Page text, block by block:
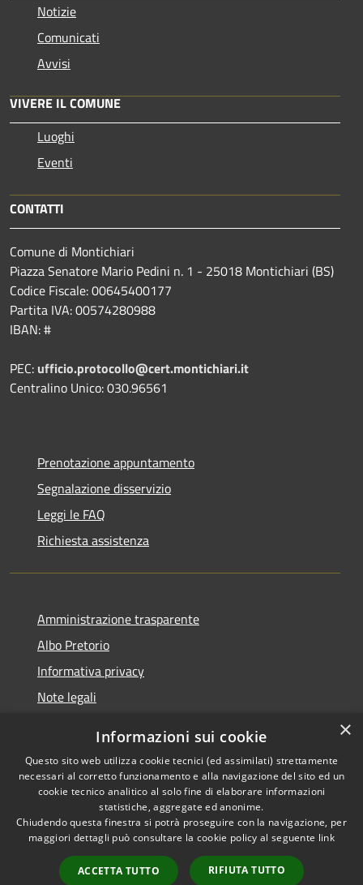
Notizie
Comunicati
Avvisi
VIVERE IL COMUNE
Luoghi
Eventi
CONTATTI
Comune di Montichiari
Piazza Senatore Mario Pedini n. 1 - 25018 Montichiari (BS)
Codice Fiscale: 00645400177
Partita IVA: 00574280988
IBAN: #
PEC: ufficio.protocollo@cert.montichiari.it
Centralino Unico: 030.96561
Prenotazione appuntamento
Segnalazione disservizio
Leggi le FAQ
Richiesta assistenza
Amministrazione trasparente
Albo Pretorio
Informativa privacy
Note legali
Whisteblowing
RSS
Accessibilità
Copyright © 2026 • Comune di
Municipium•
Accesso
×
Informazioni sui cookie
Questo sito web utilizza cookie tecnici (ed assimilati) strettamente
necessari al corretto funzionamento e alla navigazione del sito ed un
cookie tecnico analitico al solo fine di elaborare informazioni
statistiche, aggregate ed anonime.
Chiudendo questa finestra si potrà proseguire con la navigazione, per
maggiori dettagli può consultare la cookie policy al seguente link
ACCETTA TUTTO RIFIUTA TUTTO